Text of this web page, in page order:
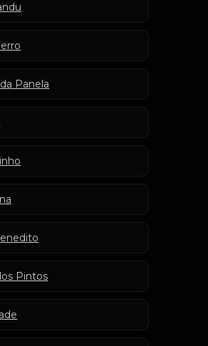
Panela
Pintos